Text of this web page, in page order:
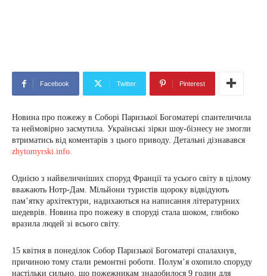
Facebook Twitter Pinterest
Новина про пожежу в Соборі Паризької Богоматері спантеличила
та неймовірно засмутила. Українські зірки шоу-бізнесу не змогли
втриматись від коментарів з цього приводу. Детальні дізнавався
zhytomyrski.info.
Однією з найвеличніших споруд Франції та усього світу в цілому
вважають Нотр-Дам. Мільйони туристів щороку відвідують
пам’ятку архітектури, надихаються на написання літературних
шедеврів. Новина про пожежу в споруді стала шоком, глибоко
вразила людей зі всього світу.
15 квітня в понеділок Собор Паризької Богоматері спалахнув,
причиною тому стали ремонтні роботи. Полум’я охопило споруду
настільки сильно, що пожежникам знадобилося 9 годин для